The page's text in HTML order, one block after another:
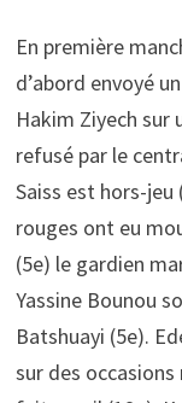
En première
d’abord envoyé
Hakim Ziyech sur
refusé par le
Saiss est hors-jeu
rouges ont eu
(5e) le gardien
Yassine Bounou
Batshuayi (5e).
sur des